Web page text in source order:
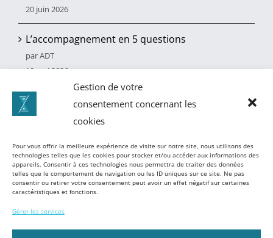
Gestion de votre
consentement concernant les
cookies
Pour vous offrir la meilleure expérience de visite sur notre site, nous utilisons des
technologies telles que les cookies pour stocker et/ou accéder aux informations des
appareils. Consentir à ces technologies nous permettra de traiter des données
telles que le comportement de navigation ou les ID uniques sur ce site. Ne pas
consentir ou retirer votre consentement peut avoir un effet négatif sur certaines
caractéristiques et fonctions.
Gérer les services
20 juin 2026
L’accompagnement en 5 questions
par ADT
10 mai 2026
Le bilan de compétences